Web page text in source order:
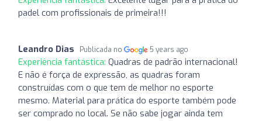
padel com profissionais de primeira!!!
Leandro Dias Publicada no 5 years ago
Experiência fantástica: Quadras de padrão internacional!
E não é força de expressão, as quadras foram
construídas com o que tem de melhor no esporte
mesmo. Material para prática do esporte também pode
ser comprado no local. Se não sabe jogar ainda tem